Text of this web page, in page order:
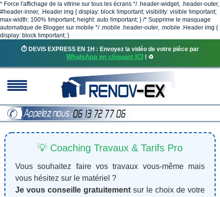
* Force l'affichage de la vitrine sur tous les écrans */ .header-widget, .header-outer,
#header-inner, .Header img { display: block !important; visibility: visible !important;
max-width: 100% !important; height: auto !important; } /* Supprime le masquage
automatique de Blogger sur mobile */ .mobile .header-outer, .mobile .Header img {
display: block !important; }
⏱️ DEVIS EXPRESS EN 1H : Envoyez la vidéo de votre pièce par
WhatsApp en cliquant ICI ! ♻️
💡 Coaching Travaux & Tarifs Pro
Vous souhaitez faire vos travaux vous-même mais
vous hésitez sur le matériel ?
Je vous conseille gratuitementsur le choix de votre